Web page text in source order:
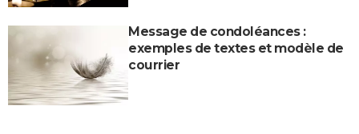
Message de condoléances :
exemples de textes et modèle de
courrier